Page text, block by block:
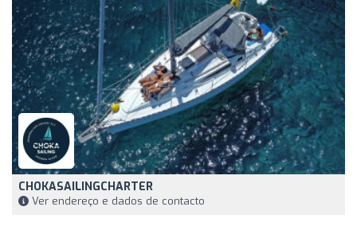
CHOKASAILINGCHARTER
Ver endereço e dados de contacto